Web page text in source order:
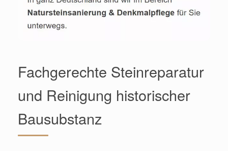
Fachgerechte Steinreparatur
und Reinigung historischer
Bausubstanz